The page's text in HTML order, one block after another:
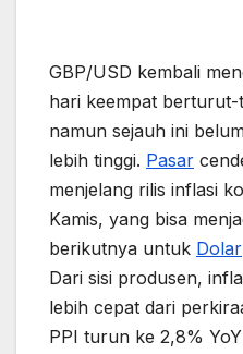
GBP/USD kembali
hari keempat
namun sejauh ini
lebih tinggi. Pasar
menjelang rilis inflasi
Kamis, yang bisa
berikutnya untuk Dolar
Dari sisi produsen,
lebih cepat dari
PPI turun ke 2,8%